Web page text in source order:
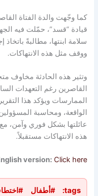
كما وجّهت والدة الفتاة
قيادة “قسد”، حمّلت فيه
سلامة ابنتها، مطالبةً
ووقف مثل هذه الانتهاكات.
وتثير هذه الحادثة مخاوف
القاصرين رغم التعهدات
الممارسات ويؤكد هذا
الواقعة، ومحاسبة
عائلتها بشكل فوري وآمن، مع
هذه الانتهاكات مستقبلاً.
version: Click here
tags: #أطفال